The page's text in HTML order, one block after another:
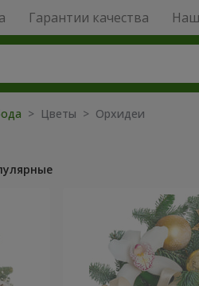
Гарантии качества
> Цветы > Орхидеи